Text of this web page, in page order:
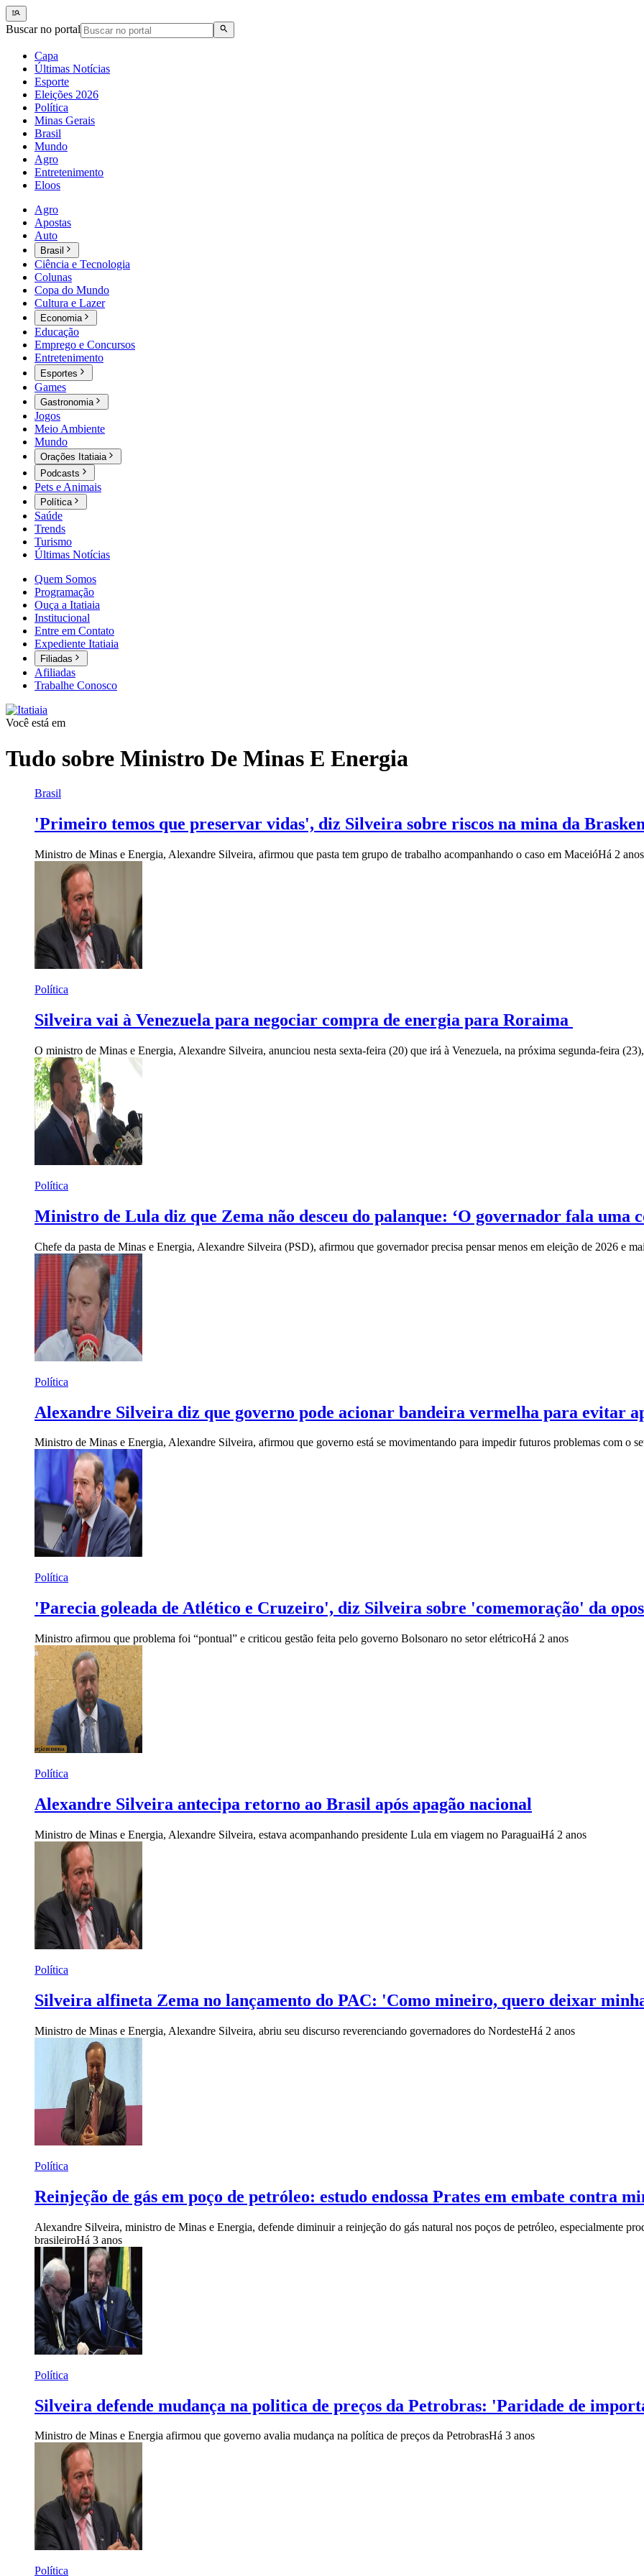
Buscar no portal
Capa
Últimas Notícias
Esporte
Eleições 2026
Política
Minas Gerais
Brasil
Mundo
Agro
Entretenimento
Eloos
Agro
Apostas
Auto
Brasil
Ciência e Tecnologia
Colunas
Copa do Mundo
Cultura e Lazer
Economia
Educação
Emprego e Concursos
Entretenimento
Esportes
Games
Gastronomia
Jogos
Meio Ambiente
Mundo
Orações Itatiaia
Podcasts
Pets e Animais
Política
Saúde
Trends
Turismo
Últimas Notícias
Quem Somos
Programação
Ouça a Itatiaia
Institucional
Entre em Contato
Expediente Itatiaia
Filiadas
Afiliadas
Trabalhe Conosco
Você está em
Tudo sobre Ministro De Minas E Energia
Brasil
'Primeiro temos que preservar vidas', diz Silveira sobre riscos na mina da
Ministro de Minas e Energia, Alexandre Silveira, afirmou que pasta tem grupo de trabalho acompanhando o caso em MaceióHá 2 anos
Política
Silveira vai à Venezuela para negociar compra de energia para Roraima
O ministro de Minas e Energia, Alexandre Silveira, anunciou nesta sexta-feira (20) que irá à Venezuela, na próxima segunda-feira
Política
Ministro de Lula diz que Zema não desceu do palanque: ‘O governador fala uma
Chefe da pasta de Minas e Energia, Alexandre Silveira (PSD), afirmou que governador precisa pensar menos em eleição de 2026 e
Política
Alexandre Silveira diz que governo pode acionar bandeira vermelha para evitar
Ministro de Minas e Energia, Alexandre Silveira, afirmou que governo está se movimentando para impedir futuros problemas com o
Política
'Parecia goleada de Atlético e Cruzeiro', diz Silveira sobre 'comemoração' da
Ministro afirmou que problema foi “pontual” e criticou gestão feita pelo governo Bolsonaro no setor elétricoHá 2 anos
Política
Alexandre Silveira antecipa retorno ao Brasil após apagão nacional
Ministro de Minas e Energia, Alexandre Silveira, estava acompanhando presidente Lula em viagem no ParaguaiHá 2 anos
Política
Silveira alfineta Zema no lançamento do PAC: 'Como mineiro, quero deixar
Ministro de Minas e Energia, Alexandre Silveira, abriu seu discurso reverenciando governadores do NordesteHá 2 anos
Política
Reinjeção de gás em poço de petróleo: estudo endossa Prates em embate contra
Alexandre Silveira, ministro de Minas e Energia, defende diminuir a reinjeção do gás natural nos poços de petróleo, especialmente
brasileiroHá 3 anos
Política
Silveira defende mudança na politica de preços da Petrobras: 'Paridade de
Ministro de Minas e Energia afirmou que governo avalia mudança na política de preços da PetrobrasHá 3 anos
Política